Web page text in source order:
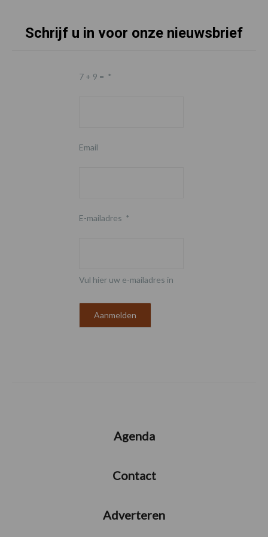
Schrijf u in voor onze nieuwsbrief
7 + 9 = *
Email
E-mailadres *
Vul hier uw e-mailadres in
Agenda
Contact
Adverteren